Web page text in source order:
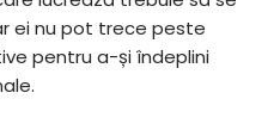
ei nu pot trece peste
pentru a-și îndeplini